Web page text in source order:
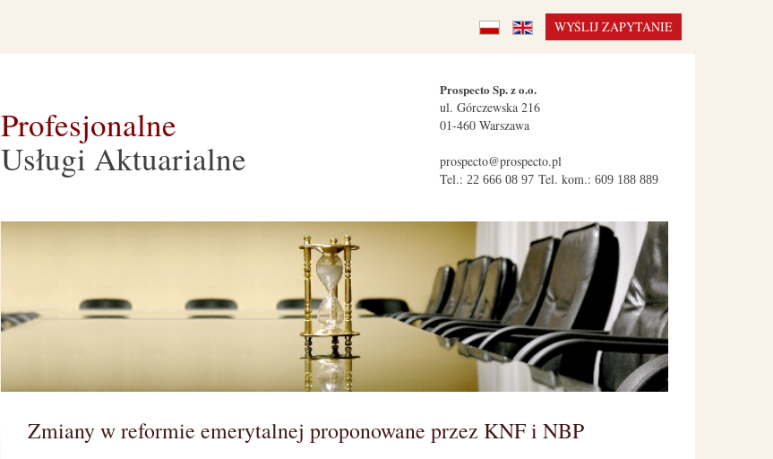
WYŚLIJ ZAPYTANIE
Profesjonalne
Usługi Aktuarialne
Prospecto Sp. z o.o.
ul. Górczewska 216
01-460 Warszawa
prospecto@prospecto.pl
Tel.: 22 666 08 97 Tel. kom.: 609 188 889
Zmiany w reformie emerytalnej proponowane przez KNF i NBP